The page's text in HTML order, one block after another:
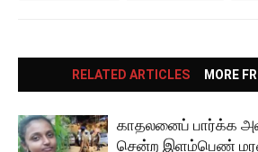
RELATED ARTICLES MORE
காதலனைப் பார்க்க
சென்ற இளம்பெண்